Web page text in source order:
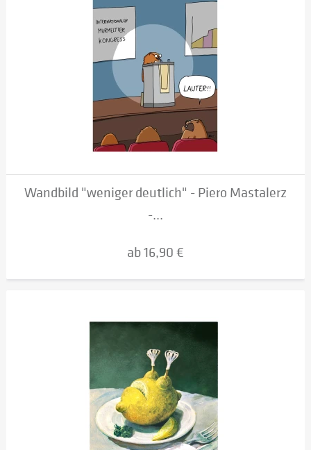
Wandbild "weniger deutlich" - Piero Mastalerz
-...
ab 16,90 €